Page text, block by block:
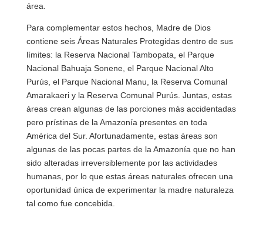
área.
Para complementar estos hechos, Madre de Dios
contiene seis Áreas Naturales Protegidas dentro de sus
límites: la Reserva Nacional Tambopata, el Parque
Nacional Bahuaja Sonene, el Parque Nacional Alto
Purús, el Parque Nacional Manu, la Reserva Comunal
Amarakaeri y la Reserva Comunal Purús. Juntas, estas
áreas crean algunas de las porciones más accidentadas
pero prístinas de la Amazonía presentes en toda
América del Sur. Afortunadamente, estas áreas son
algunas de las pocas partes de la Amazonía que no han
sido alteradas irreversiblemente por las actividades
humanas, por lo que estas áreas naturales ofrecen una
oportunidad única de experimentar la madre naturaleza
tal como fue concebida.